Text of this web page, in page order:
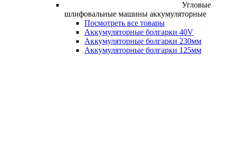
Угловые
шлифовальные машины аккумуляторные
Посмотреть все товары
Аккумуляторные болгарки 40V
Аккумуляторные болгарки 230мм
Аккумуляторные болгарки 125мм